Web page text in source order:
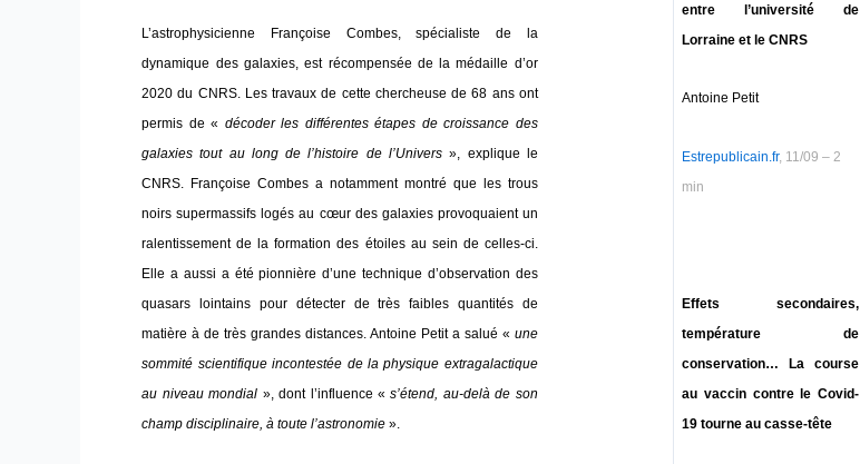
L’astrophysicienne Françoise Combes, spécialiste de la
dynamique des galaxies, est récompensée de la médaille d’or
2020 du CNRS. Les travaux de cette chercheuse de 68 ans ont
permis de « décoder les différentes étapes de croissance des
galaxies tout au long de l’histoire de l’Univers», explique le
CNRS. Françoise Combes a notamment montré que les trous
noirs supermassifs logés au cœur des galaxies provoquaient un
ralentissement de la formation des étoiles au sein de celles-ci.
Elle a aussi a été pionnière d’une technique d’observation des
quasars lointains pour détecter de très faibles quantités de
matière à de très grandes distances. Antoine Petit a salué « une
sommité scientifique incontestée de la physique extragalactique
au niveau mondial », dont l’influence «s’étend, au-delà de son
champ disciplinaire, à toute l’astronomie ».
entre l’université de
Lorraine et le CNRS
Antoine Petit
Estrepublicain.fr, 11/09 – 2
min
Effets secondaires,
température de
conservation… La course
au vaccin contre le Covid-
19 tourne au casse-tête